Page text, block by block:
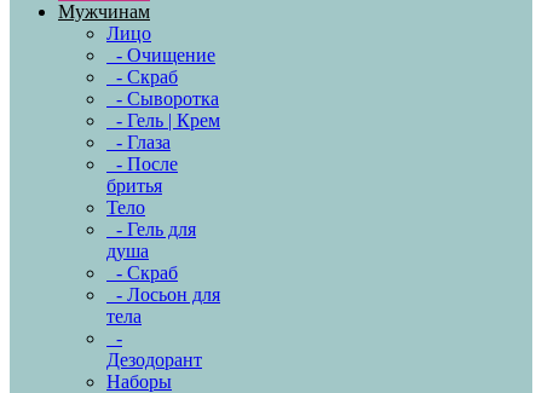
Мужчинам
Лицо
- Очищение
- Скраб
- Сыворотка
- Гель | Крем
- Глаза
- После
бритья
Тело
- Гель для
душа
- Скраб
- Лосьон для
тела
-
Дезодорант
Наборы